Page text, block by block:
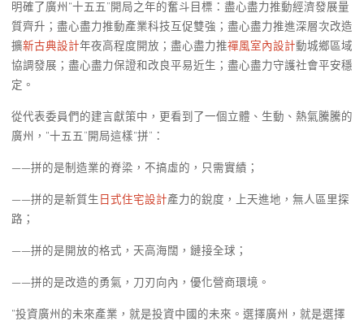
明確了廣州“十五五”開局之年的奮斗目標：盡心盡力推動經濟發展量
質齊升；盡心盡力推動產業科技互促雙強；盡心盡力推進深層次改造
擴新古典設計年夜高程度開放；盡心盡力推禪風室內設計動城鄉區域
協調發展；盡心盡力保證和改良平易近生；盡心盡力守護社會平安穩
定。
從代表委員們的建言獻策中，更看到了一個立體、生動、熱氣騰騰的
廣州，“十五五”開局這樣“拼”：
——拼的是制造業的脊梁，不搞虛的，只需實績；
——拼的是新質生 日式住宅設計產力的銳度，上天進地，無人區里探
路；
——拼的是開放的格式，天高海闊，鏈接全球；
——拼的是改造的勇氣，刀刃向內，優化營商環境。
“投資廣州的未來產業，就是投資中國的未來。選擇廣州，就是選擇